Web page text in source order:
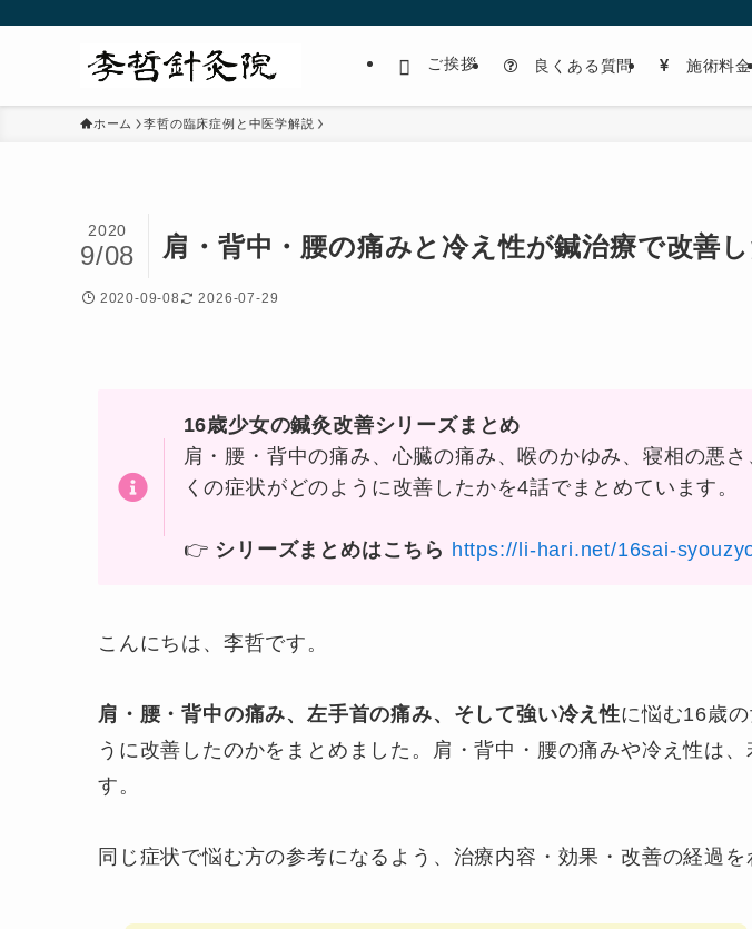
ご挨拶 良くある質問 施術料金
ホーム 李哲の臨床症例と中医学解説
肩・背中・腰の痛みと冷え性が鍼治療で改善
2020
9/08
2020-09-08 2026-07-29
16歳少女の鍼灸改善シリーズまとめ
肩・腰・背中の痛み、心臓の痛み、喉のかゆみ、寝相の悪
くの症状がどのように改善したかを4話でまとめています。
👉 シリーズまとめはこちら https://li-hari.net/16sai-
こんにちは、李哲です。
肩・腰・背中の痛み、左手首の痛み、そして強い冷え性に悩む16歳
うに改善したのかをまとめました。肩・背中・腰の痛みや冷え性は
す。
同じ症状で悩む方の参考になるよう、治療内容・効果・改善の経過を